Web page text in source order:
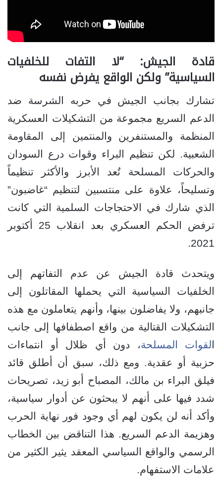
قادة الجيش: “لا التفات للخلفيات
السياسية” ولكن الواقع يفرض نفسه
تشارك بجانب الجيش في حربه الشرسة ضد
الدعم السريع مجموعة من التشكيلات العسكرية
المنظمة والمستنفرين والمنتمين إلى المقاومة
الشعبية. لكن تنظيم البراء وقوات درع السودان
والحركات المسلحة تُعد الأبرز والأكثر تنظيماً
وتسليحاً، علاوة على منتسبين لتنظيم “غاضبون”
الذي شارك في الاحتجاجات السلمية التي كانت
ترفض الحكم العسكري بعد انقلاب 25 أكتوبر
2021.
ويتحدث قادة الجيش عن عدم التفاتهم إلى
الخلفيات السياسية التي يحملها المقاتلون إلى
جانبهم، ولا يفاضلون بينها، وأنهم يتعاملون مع هذه
التشكيلات القتالية من واقع اصطفافها إلى جانب
القوات المسلحة، دون أي ظلال أو انتماءات
حزبية أو عقدية. ومع ذلك، سبق أن أطلق قائد
فيلق البراء بن مالك، المصباح أبو زيد، تصريحات
شدد فيها على أنهم لا يبحثون عن أدوار سياسية،
وأكد أنه لن يكون لهم أي وجود فور نهاية الحرب
وهزيمة الدعم السريع. هذا التناقض بين الخطاب
الرسمي والواقع السياسي المعقد يثير الكثير من
علامات الاستفهام.